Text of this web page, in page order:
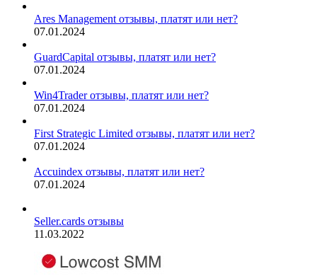
Ares Management отзывы, платят или нет?
07.01.2024
GuardCapital отзывы, платят или нет?
07.01.2024
Win4Trader отзывы, платят или нет?
07.01.2024
First Strategic Limited отзывы, платят или нет?
07.01.2024
Accuindex отзывы, платят или нет?
07.01.2024
Seller.cards отзывы
11.03.2022